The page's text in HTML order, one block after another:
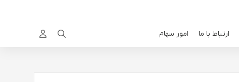
ارتباط با ما امور سهام  